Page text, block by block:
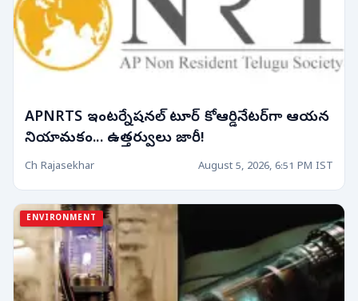
APNRTS ఇంటర్నేషనల్ టూర్ కోఆర్డినేటర్‌గా ఆయన
నియామకం... ఉత్తర్వులు జారీ!
Ch Rajasekhar August 5, 2026, 6:51 PM IST
ENVIRONMENT